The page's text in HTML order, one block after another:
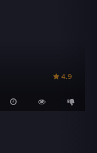
4.9